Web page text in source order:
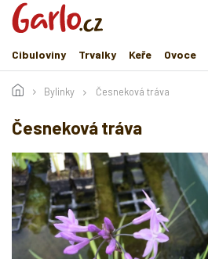
Přejít
obsah
Cibuloviny
Trvalky Keře Ovoce
Bylinky Česneková tráva
Česneková tráva